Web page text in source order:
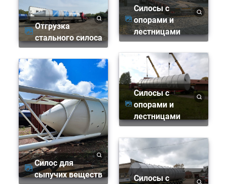
Отгрузка
стального силоса
Силос для
сыпучих веществ
Силосы с
опорами и
лестницами
Силосы с
опорами и
лестницами
Силосы с